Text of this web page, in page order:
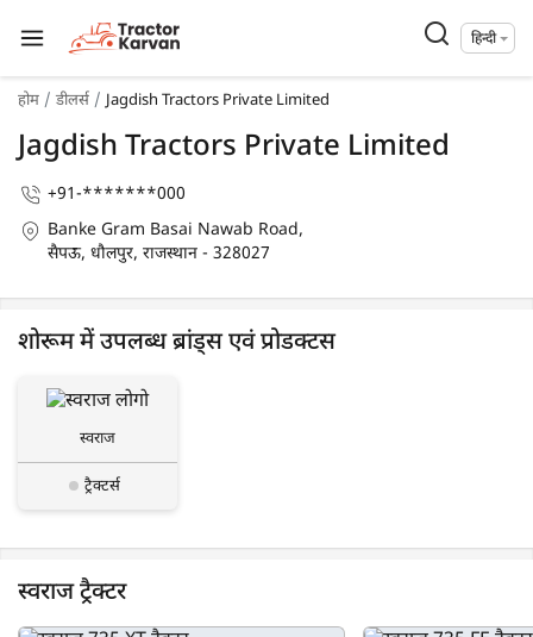
हिन्दी
होम डीलर्स Jagdish Tractors Private Limited
Jagdish Tractors Private Limited
+91-*******000
Banke Gram Basai Nawab Road,
सैपऊ, धौलपुर, राजस्थान - 328027
शोरूम में उपलब्ध ब्रांड्स एवं प्रोडक्टस
स्वराज
ट्रैक्टर्स
स्वराज ट्रैक्टर